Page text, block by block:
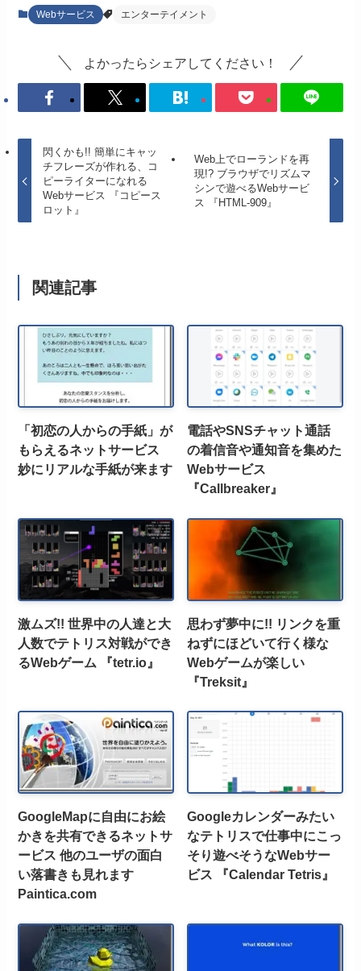
Webサービス エンターテイメント
よかったらシェアしてください！
閃くかも!! 簡単にキャッ
チフレーズが作れる、コ
ピーライターになれる
Webサービス 『コピース
ロット』
Web上でローランドを再
現!? ブラウザでリズムマ
シンで遊べるWebサービ
ス 『HTML-909』
関連記事
「初恋の人からの手紙」が
もらえるネットサービス
妙にリアルな手紙が来ます
電話やSNSチャット通話
の着信音や通知音を集めた
Webサービス
『Callbreaker』
激ムズ!! 世界中の人達と大
人数でテトリス対戦ができ
るWebゲーム 『tetr.io』
思わず夢中に!! リンクを重
ねずにほどいて行く様な
Webゲームが楽しい
『Treksit』
GoogleMapに自由にお絵
かきを共有できるネットサ
ービス 他のユーザの面白
い落書きも見れます
Paintica.com
Googleカレンダーみたい
なテトリスで仕事中にこっ
そり遊べそうなWebサー
ビス 『Calendar Tetris』